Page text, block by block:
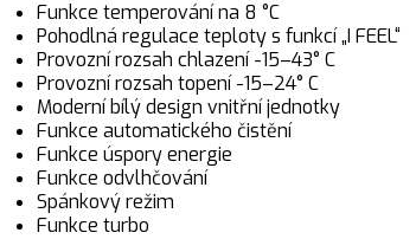
Funkce temperování na 8 °C
Pohodlná regulace teploty s funkcí „I FEEL“
Provozní rozsah chlazení -15–43° C
Provozní rozsah topení -15–24° C
Moderní bílý design vnitřní jednotky
Funkce automatického čistění
Funkce úspory energie
Funkce odvlhčování
Spánkový režim
Funkce turbo